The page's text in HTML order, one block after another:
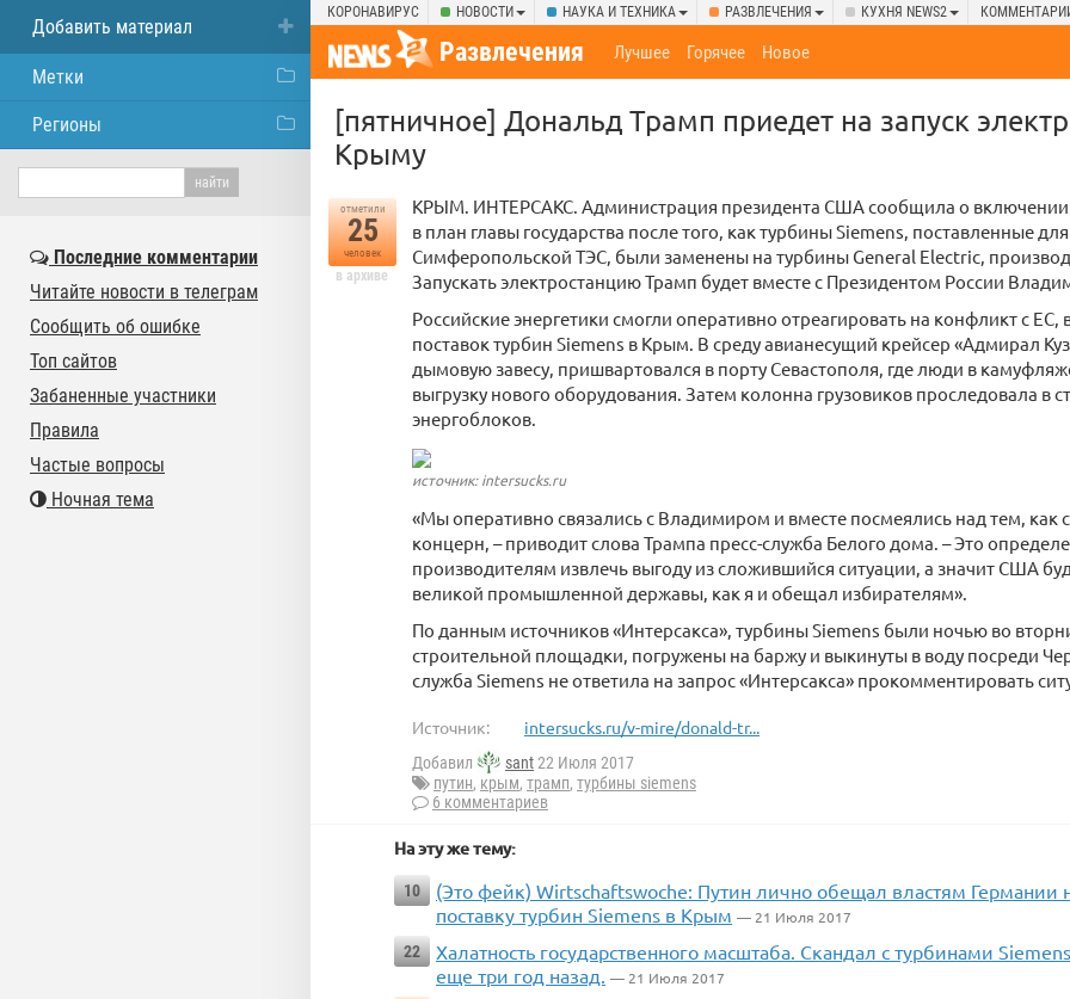
КОРОНАВИРУС НОВОСТИ НАУКА И ТЕХНИКА РАЗВЛЕЧЕНИЯ КУХНЯ NEWS2
Развлечения Лучшее Горячее Новое
[пятничное] Дональд Трамп приедет на запуск
Крыму
отметили
25
человек
в архиве
КРЫМ. ИНТЕРСАКС. Администрация президента США сообщила о включении
в план главы государства после того, как турбины Siemens, поставленные
Симферопольской ТЭС, были заменены на турбины General Electric,
Запускать электростанцию Трамп будет вместе с Президентом России
Российские энергетики смогли оперативно отреагировать на конфликт с ЕС,
поставок турбин Siemens в Крым. В среду авианесущий крейсер «Адмирал
дымовую завесу, пришвартовался в порту Севастополя, где люди в
выгрузку нового оборудования. Затем колонна грузовиков проследовала в
энергоблоков.
источник: intersucks.ru
«Мы оперативно связались с Владимиром и вместе посмеялись над тем, как
концерн, – приводит слова Трампа пресс-служба Белого дома. – Это
производителям извлечь выгоду из сложившийся ситуации, а значит США
великой промышленной державы, как я и обещал избирателям».
По данным источников «Интерсакса», турбины Siemens были ночью во
строительной площадки, погружены на баржу и выкинуты в воду посреди
служба Siemens не ответила на запрос «Интерсакса» прокомментировать
Источник: intersucks.ru/v-mire/donald-tr...
Добавил sant22 Июля 2017
путин, крым, трамп, турбины siemens
6 комментариев
На эту же тему:
10
(Это фейк) Wirtschaftswoche: Путин лично обещал властям Германии
поставку турбин Siemens в Крым — 21 Июля 2017
22
Халатность государственного масштаба. Скандал с турбинами
еще три год назад. — 21 Июля 2017
Добавить материал
Метки
Регионы
Последние комментарии
Читайте новости в телеграм
Сообщить об ошибке
Топ сайтов
Забаненные участники
Правила
Частые вопросы
Ночная тема